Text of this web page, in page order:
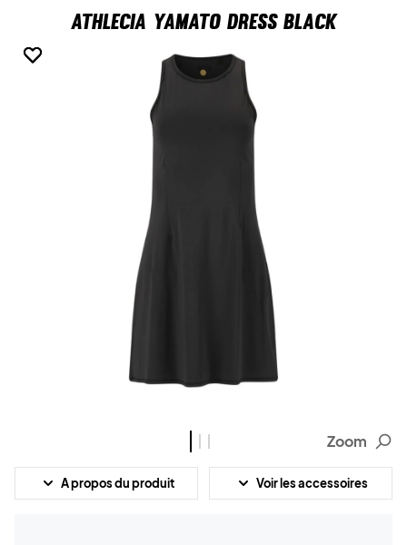
Athlecia Yamato Dress Black
Zoom
A propos du produit Voir les accessoires